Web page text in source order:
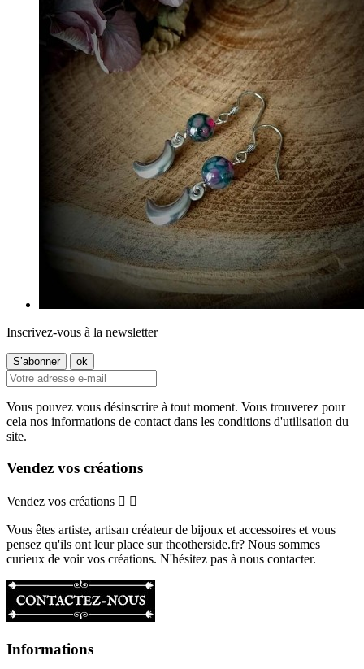
Inscrivez-vous à la newsletter
Vous pouvez vous désinscrire à tout moment. Vous trouverez pour
cela nos informations de contact dans les conditions d'utilisation du
site.
Vendez vos créations
Vendez vos créations  
Vous êtes artiste, artisan créateur de bijoux et accessoires et vous
pensez qu'ils ont leur place sur theotherside.fr? Nous sommes
curieux de voir vos créations. N'hésitez pas à nous contacter.
Informations